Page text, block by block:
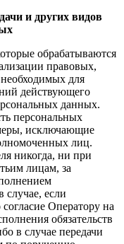
и других видов
обрабатываются
правовых,
для
действующего
данных.
персональных
исключающие
лиц.
никогда, ни при
лицам, за
случае, если
Оператору на
обязательств
в случае передачи